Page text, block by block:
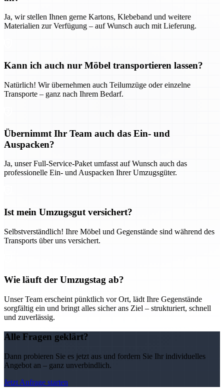
Ja, wir stellen Ihnen gerne Kartons, Klebeband und weitere
Materialien zur Verfügung – auf Wunsch auch mit Lieferung.
Kann ich auch nur Möbel transportieren lassen?
Natürlich! Wir übernehmen auch Teilumzüge oder einzelne
Transporte – ganz nach Ihrem Bedarf.
Übernimmt Ihr Team auch das Ein- und
Auspacken?
Ja, unser Full-Service-Paket umfasst auf Wunsch auch das
professionelle Ein- und Auspacken Ihrer Umzugsgüter.
Ist mein Umzugsgut versichert?
Selbstverständlich! Ihre Möbel und Gegenstände sind während des
Transports über uns versichert.
Wie läuft der Umzugstag ab?
Unser Team erscheint pünktlich vor Ort, lädt Ihre Gegenstände
sorgfältig ein und bringt alles sicher ans Ziel – strukturiert, schnell
und zuverlässig.
Alle Fragen geklärt?
Dann probieren Sie es jetzt aus und fordern Sie Ihr individuelles
Angebot an – ganz unverbindlich.
Jetzt Anfrage starten